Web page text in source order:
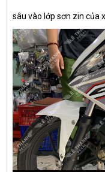
sâu vào lớp sơn zin của